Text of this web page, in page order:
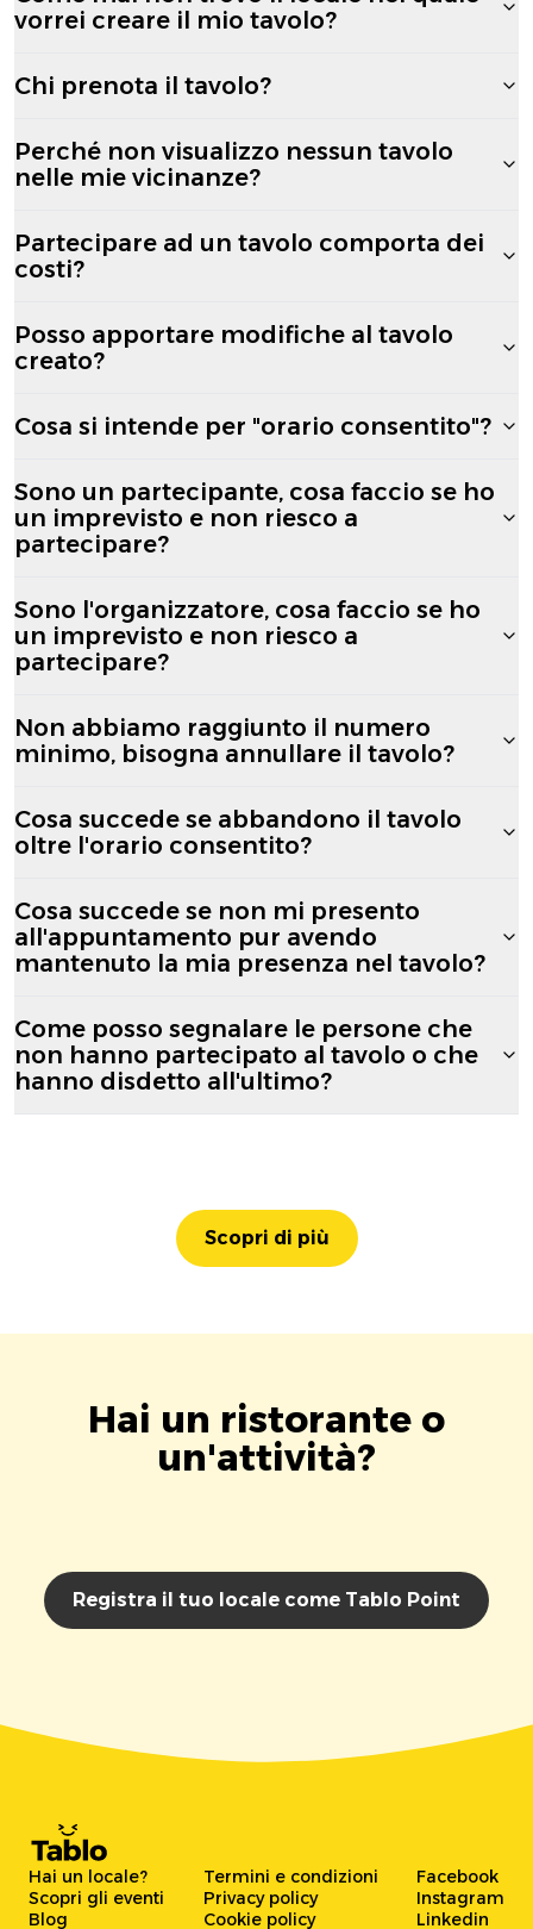
vorrei creare il mio tavolo?
Chi prenota il tavolo?
Perché non visualizzo nessun tavolo
nelle mie vicinanze?
Partecipare ad un tavolo comporta dei
costi?
Posso apportare modifiche al tavolo
creato?
Cosa si intende per "orario consentito"?
Sono un partecipante, cosa faccio se ho
un imprevisto e non riesco a
partecipare?
Sono l'organizzatore, cosa faccio se ho
un imprevisto e non riesco a
partecipare?
Non abbiamo raggiunto il numero
minimo, bisogna annullare il tavolo?
Cosa succede se abbandono il tavolo
oltre l'orario consentito?
Cosa succede se non mi presento
all'appuntamento pur avendo
mantenuto la mia presenza nel tavolo?
Come posso segnalare le persone che
non hanno partecipato al tavolo o che
hanno disdetto all'ultimo?
Scopri di più
Hai un ristorante o
un'attività?
Registra il tuo locale come Tablo Point
Hai un locale?
Scopri gli eventi
Blog
Termini e condizioni
Privacy policy
Cookie policy
Facebook
Instagram
Linkedin